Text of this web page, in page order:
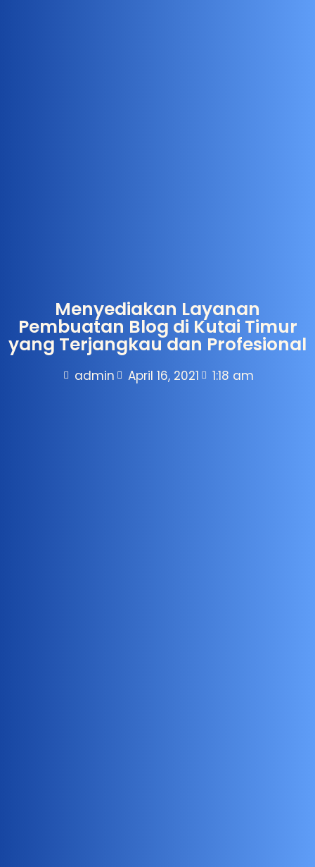
Menyediakan Layanan
Pembuatan Blog di Kutai Timur
yang Terjangkau dan Profesional
admin April 16, 2021 1:18 am